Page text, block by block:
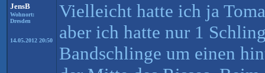
JensB
Wohnort:
Dresden
14.05.2012 20:50
Vielleicht hatte ich ja
aber ich hatte nur 1
Bandschlinge um einen